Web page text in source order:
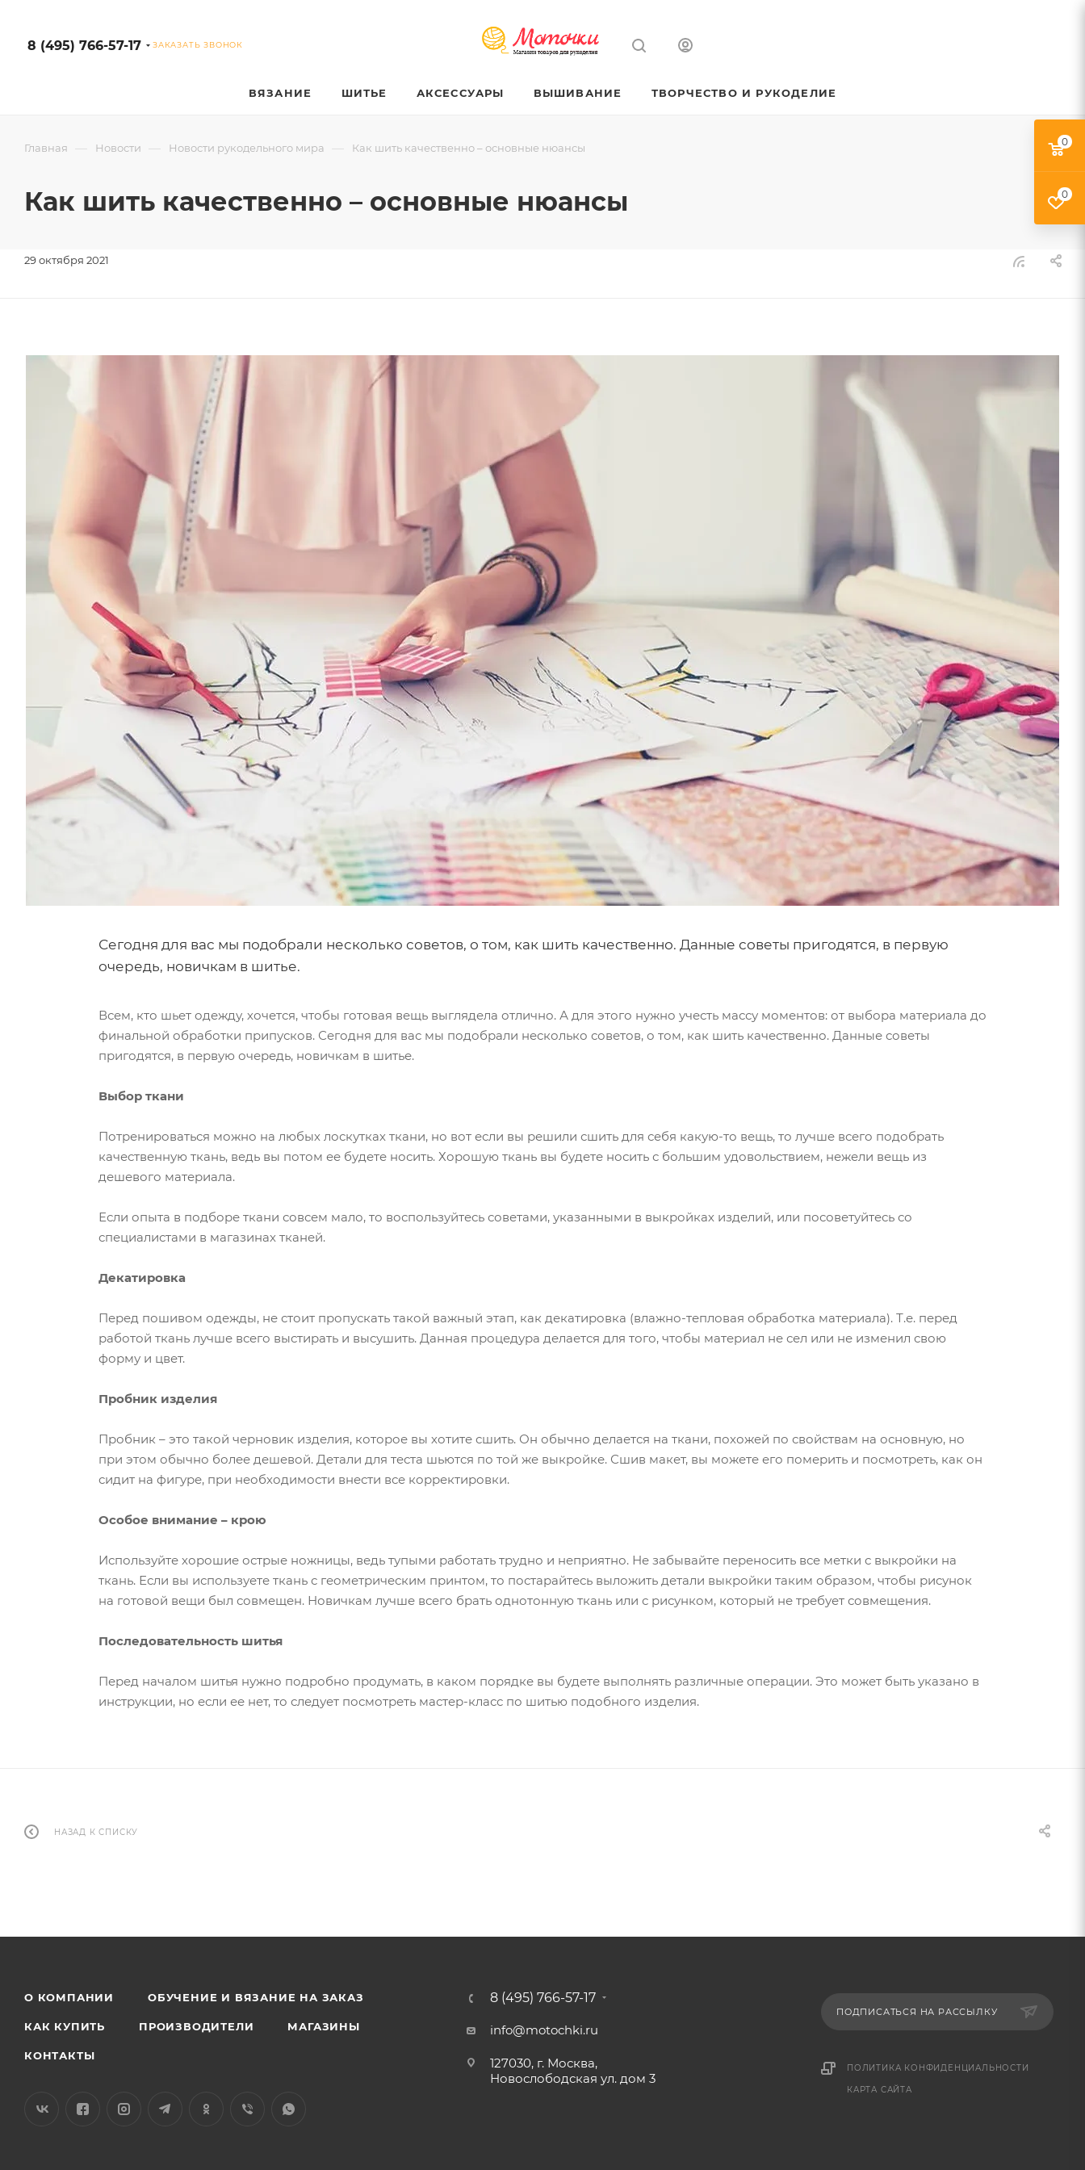
8 (495) 766-57-17 ЗАКАЗАТЬ ЗВОНОК
ВЯЗАНИЕ ШИТЬЕ АКСЕССУАРЫ ВЫШИВАНИЕ ТВОРЧЕСТВО И РУКОДЕЛИЕ
Главная — Новости — Новости рукодельного мира — Как шить качественно – основные нюансы
Как шить качественно – основные нюансы
29 октября 2021
Сегодня для вас мы подобрали несколько советов, о том, как шить качественно. Данные советы пригодятся, в первую
очередь, новичкам в шитье.
Всем, кто шьет одежду, хочется, чтобы готовая вещь выглядела отлично. А для этого нужно учесть массу моментов: от выбора материала до
финальной обработки припусков. Сегодня для вас мы подобрали несколько советов, о том, как шить качественно. Данные советы
пригодятся, в первую очередь, новичкам в шитье.
Выбор ткани
Потренироваться можно на любых лоскутках ткани, но вот если вы решили сшить для себя какую-то вещь, то лучше всего подобрать
качественную ткань, ведь вы потом ее будете носить. Хорошую ткань вы будете носить с большим удовольствием, нежели вещь из
дешевого материала.
Если опыта в подборе ткани совсем мало, то воспользуйтесь советами, указанными в выкройках изделий, или посоветуйтесь со
специалистами в магазинах тканей.
Декатировка
Перед пошивом одежды, не стоит пропускать такой важный этап, как декатировка (влажно-тепловая обработка материала). Т.е. перед
работой ткань лучше всего выстирать и высушить. Данная процедура делается для того, чтобы материал не сел или не изменил свою
форму и цвет.
Пробник изделия
Пробник – это такой черновик изделия, которое вы хотите сшить. Он обычно делается на ткани, похожей по свойствам на основную, но
при этом обычно более дешевой. Детали для теста шьются по той же выкройке. Сшив макет, вы можете его померить и посмотреть, как он
сидит на фигуре, при необходимости внести все корректировки.
Особое внимание – крою
Используйте хорошие острые ножницы, ведь тупыми работать трудно и неприятно. Не забывайте переносить все метки с выкройки на
ткань. Если вы используете ткань с геометрическим принтом, то постарайтесь выложить детали выкройки таким образом, чтобы рисунок
на готовой вещи был совмещен. Новичкам лучше всего брать однотонную ткань или с рисунком, который не требует совмещения.
Последовательность шитья
Перед началом шитья нужно подробно продумать, в каком порядке вы будете выполнять различные операции. Это может быть указано в
инструкции, но если ее нет, то следует посмотреть мастер-класс по шитью подобного изделия.
НАЗАД К СПИСКУ
О КОМПАНИИ ОБУЧЕНИЕ И ВЯЗАНИЕ НА ЗАКАЗ
КАК КУПИТЬ ПРОИЗВОДИТЕЛИ МАГАЗИНЫ
КОНТАКТЫ
8 (495) 766-57-17
info@motochki.ru
127030, г. Москва,
Новослободская ул. дом 3
ПОДПИСАТЬСЯ НА РАССЫЛКУ
ПОЛИТИКА КОНФИДЕНЦИАЛЬНОСТИ
КАРТА САЙТА
0
0